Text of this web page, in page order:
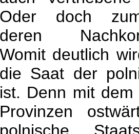
Oder doch
deren
Womit deutlich
die Saat der
ist. Denn mit
Provinzen